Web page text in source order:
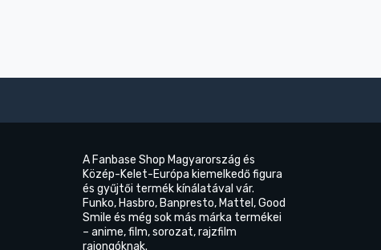
A Fanbase Shop Magyarország és
Közép-Kelet-Európa kiemelkedő figura
és gyűjtői termék kínálatával vár.
Funko, Hasbro, Banpresto, Mattel, Good
Smile és még sok más márka termékei
– anime, film, sorozat, rajzfilm
rajongóknak.